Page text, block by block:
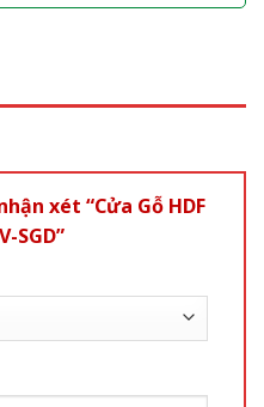
xét “Cửa Gỗ HDF
SGD”